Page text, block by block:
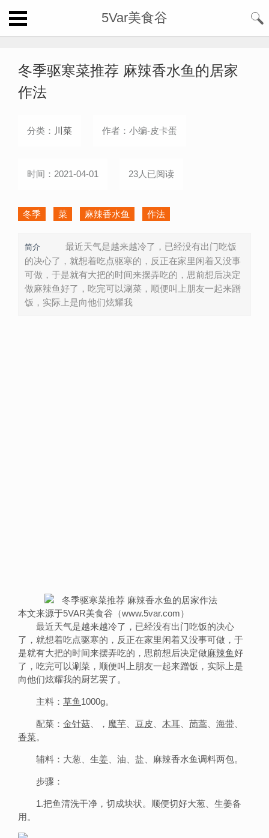
5Var美食谷
冬季驱寒菜推荐 麻辣香水鱼的居家
作法
分类： 川菜 作者：小编-皮卡蛋
时间：2021-04-01 23人已阅读
冬季 菜 麻辣香水鱼 作法
简介
最近天气是越来越冷了，已经没有出门吃饭
的决心了，就想着吃点驱寒的，反正在家里闲着又没事
可做，于是就有大把的时间来摆弄吃的，思前想后决定
做麻辣鱼好了，吃完可以涮菜，顺便叫上朋友一起来蹭
饭，实际上是向他们炫耀我
本文来源于5VAR美食谷（www.5var.com）
最近天气是越来越冷了，已经没有出门吃饭的决心
了，就想着吃点驱寒的，反正在家里闲着又没事可做，于
是就有大把的时间来摆弄吃的，思前想后决定做麻辣鱼好
了，吃完可以涮菜，顺便叫上朋友一起来蹭饭，实际上是
向他们炫耀我的厨艺罢了。
主料： 草鱼 1000g。
配菜： 金针菇 、， 魔芋 豆皮 木耳 茼蒿 海带
香菜。
辅料：大葱、生姜 、油、盐、麻辣香水鱼调料两包。
步骤：
1.把鱼清洗干净，切成块状。顺便切好大葱、生姜备
用。